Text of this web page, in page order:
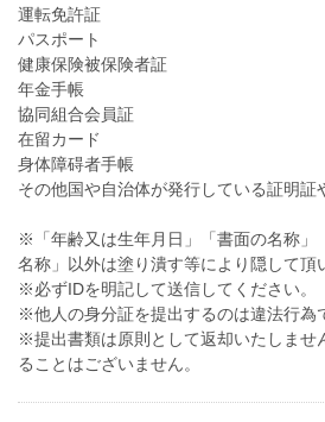
運転免許証
パスポート
健康保険被保険者証
年金手帳
協同組合会員証
在留カード
身体障碍者手帳
その他国や自治体が発行している証明
※「年齢又は生年月日」「書面の名称」
名称」以外は塗り潰す等により隠して頂
※必ずIDを明記して送信してください。
※他人の身分証を提出するのは違法行為
※提出書類は原則として返却いたしませ
ることはございません。